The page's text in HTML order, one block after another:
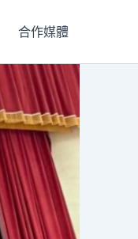
合作媒體